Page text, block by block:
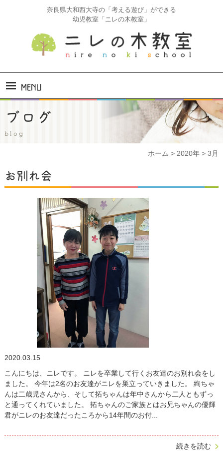
奈良県大和西大寺の「考える遊び」ができる
幼児教室「ニレの木教室」
MENU
ホーム
ニレの木教室とは
コース紹介
(2才)
(3～5才)
小学校受験(4～5才)
ブログ
blog
ホーム >2020年 >3月
お別れ会
2020.03.15
こんにちは、ニレです。 ニレを卒業して行くお友達のお別れ会をし
ました。 今年は2名のお友達がニレを巣立っていきました。 絢ちゃ
んは二歳児さんから、そして拓ちゃんは年中さんから二人ともずっ
と通ってくれていました。 拓ちゃんのご家族とはお兄ちゃんの優輝
君がニレのお友達だったころから14年間のお付...
続きを読む